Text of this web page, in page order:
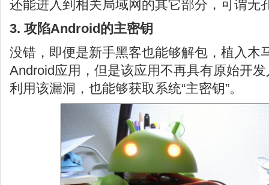
还能进入到相关局域网的其它部分，可谓无
3. 攻陷Android的主密钥
没错，即便是新手黑客也能够解包，植入木
Android应用，但是该应用不再具有原始开
利用该漏洞，也能够获取系统“主密钥”。